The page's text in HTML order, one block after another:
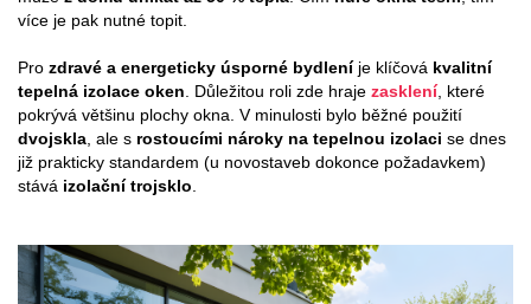
více je pak nutné topit.
Pro zdravé a energeticky úsporné bydleníje klíčová kvalitní
tepelná izolace oken . Důležitou roli zde hraje zasklení, které
pokrývá většinu plochy okna. V minulosti bylo běžné použití
dvojskla , ale s rostoucími nároky na tepelnou izolaci se dnes
již prakticky standardem (u novostaveb dokonce požadavkem)
stává izolační trojsklo